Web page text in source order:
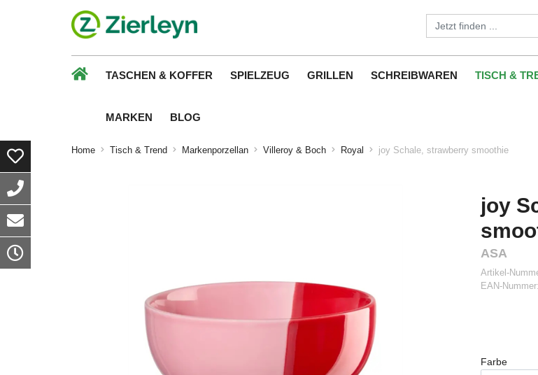
TASCHEN & KOFFER SPIELZEUG GRILLEN SCHREIBWAREN TISCH &
MARKEN BLOG
Home Tisch & Trend Markenporzellan Villeroy & Boch Royal joy Schale, strawberry smoothie
joy
ASA
Artikel-
EAN-Nummer:
Farbe